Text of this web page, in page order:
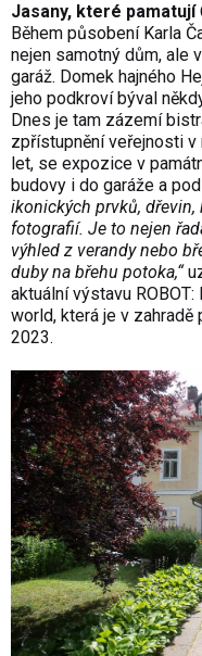
Jasany, které pamatují
Během působení Karla
nejen samotný dům, ale
garáž. Domek hajného
jeho podkroví býval
Dnes je tam zázemí
zpřístupnění veřejnosti
let, se expozice v
budovy i do garáže a
ikonických prvků, dřevin,
fotografií. Je to nejen
výhled z verandy nebo
duby na břehu potoka,“
aktuální výstavu
world, která je v zahradě
2023.